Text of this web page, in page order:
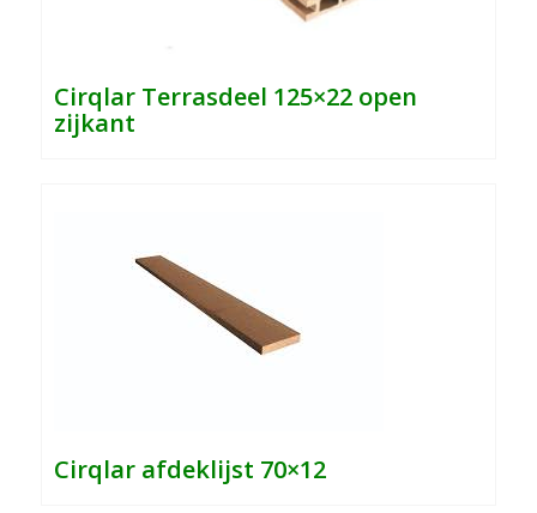
CirqlarTerrasdeel 125×22 open
zijkant
Cirqlar afdeklijst 70×12